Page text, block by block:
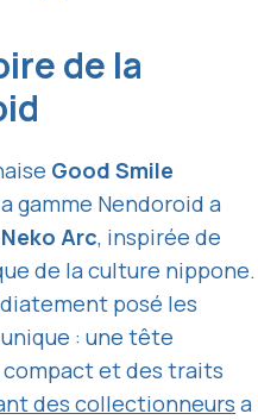
de la
Good Smile
gamme Nendoroid a
Neko Arc, inspirée de
de la culture nippone.
posé les
: une tête
et des traits
des collectionneurs a